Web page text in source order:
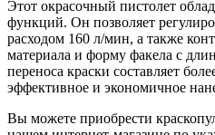
Этот окрасочный пистолет
функций. Он позволяет
расходом 160 л/мин, а также
материала и форму факела с
переноса краски составляет
эффективное и экономичное
Вы можете приобрести